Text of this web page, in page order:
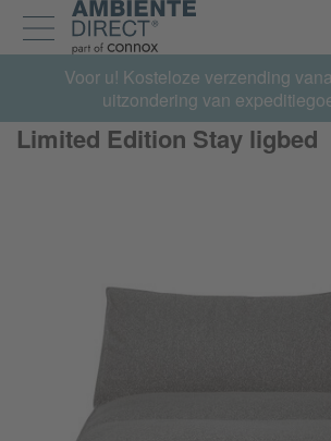
Home
Navigatie uit- en inklappen
Summer Sale:met tot 65% korting
Voor u! Kosteloze verzending
uitzondering van
Limited Edition Stay ligbed